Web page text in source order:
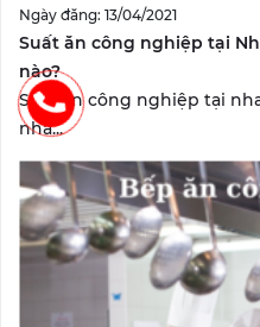
Ngày đăng: 13/04/2021
Suất ăn công nghiệp tại
nào?
Suất ăn công nghiệp tại
nha...